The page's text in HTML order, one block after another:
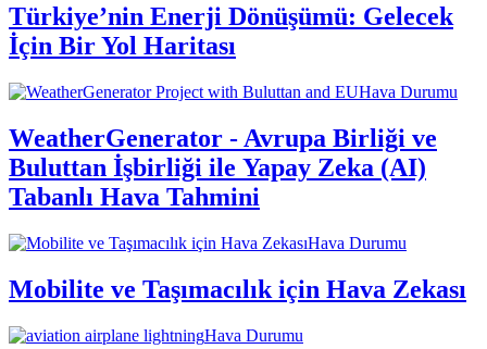
Türkiye’nin Enerji Dönüşümü: Gelecek
İçin Bir Yol Haritası
Hava Durumu
WeatherGenerator - Avrupa Birliği ve
Buluttan İşbirliği ile Yapay Zeka (AI)
Tabanlı Hava Tahmini
Hava Durumu
Mobilite ve Taşımacılık için Hava Zekası
Hava Durumu